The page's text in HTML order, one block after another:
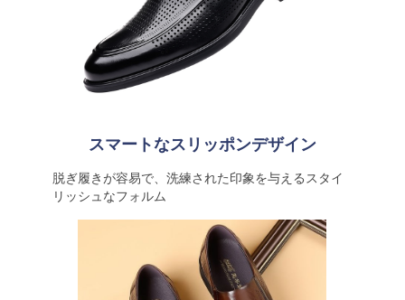
スマートなスリッポンデザイン
脱ぎ履きが容易で、洗練された印象を与えるスタイ
リッシュなフォルム